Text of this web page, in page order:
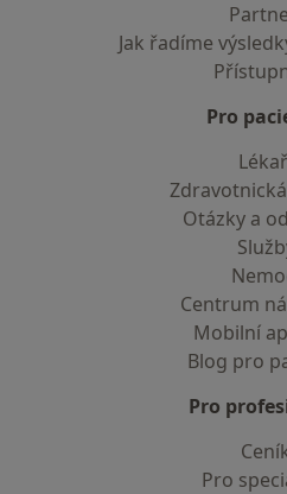
Jak řadíme
Pro
Otázky a
Centrum
Mobilní
Blog pro
Pro
Pro